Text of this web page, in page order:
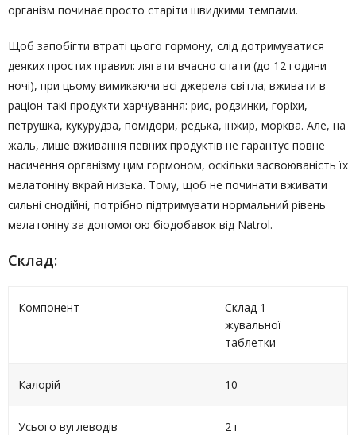
організм починає просто старіти швидкими темпами.
Щоб запобігти втраті цього гормону, слід дотримуватися
деяких простих правил: лягати вчасно спати (до 12 години
ночі), при цьому вимикаючи всі джерела світла; вживати в
раціон такі продукти харчування: рис, родзинки, горіхи,
петрушка, кукурудза, помідори, редька, інжир, морква. Але, на
жаль, лише вживання певних продуктів не гарантує повне
насичення організму цим гормоном, оскільки засвоюваність їх
мелатоніну вкрай низька. Тому, щоб не починати вживати
сильні снодійні, потрібно підтримувати нормальний рівень
мелатоніну за допомогою біодобавок від Natrol.
Склад:
Компонент
Склад 1
жувальної
таблетки
Калорій 10
Усього вуглеводів 2 г